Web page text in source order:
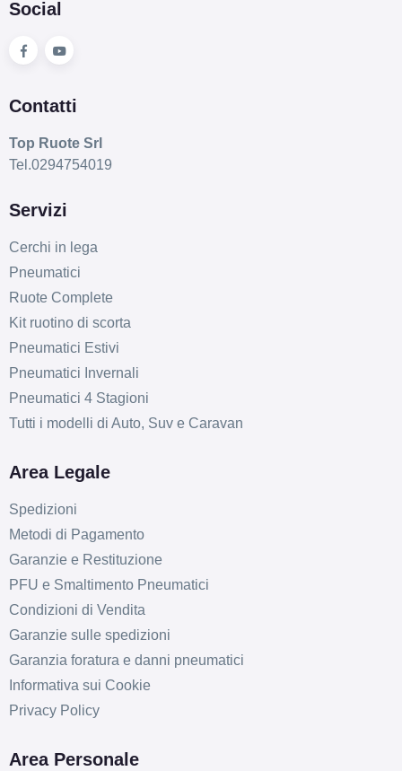
Social
Contatti
Top Ruote Srl
Tel.0294754019
Servizi
Cerchi in lega
Pneumatici
Ruote Complete
Kit ruotino di scorta
Pneumatici Estivi
Pneumatici Invernali
Pneumatici 4 Stagioni
Tutti i modelli di Auto, Suv e Caravan
Area Legale
Spedizioni
Metodi di Pagamento
Garanzie e Restituzione
PFU e Smaltimento Pneumatici
Condizioni di Vendita
Garanzie sulle spedizioni
Garanzia foratura e danni pneumatici
Informativa sui Cookie
Privacy Policy
Area Personale